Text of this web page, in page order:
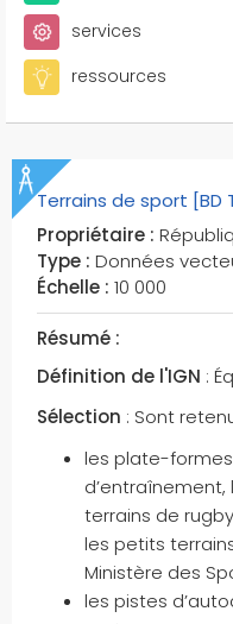
services
ressources
Terrains de sport [BD
Propriétaire :
Type : Données
Échelle : 10 000
Résumé :
Définition de l'IGN :
Sélection : Sont
les plate-
terrains de
les petits
Ministère des
les pistes